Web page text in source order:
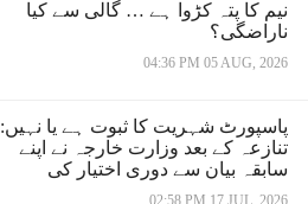
نیم کا پتہ کڑوا ہے … گالی سے کیا
ناراضگی؟
04:36 PM 05 AUG, 2026
پاسپورٹ شہریت کا ثبوت ہے یا نہیں:
تنازعہ کے بعد وزارت خارجہ نے اپنے
سابقہ بیان سے دوری اختیار کی